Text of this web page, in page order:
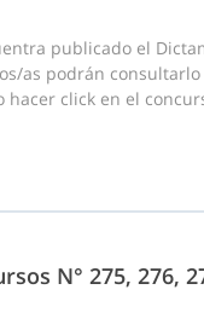
publicado el
as podrán
hacer click en el
N° 275, 276,